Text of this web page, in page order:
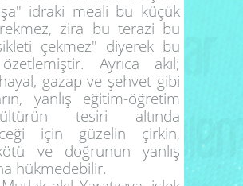
idraki meali bu küçük
zira bu terazi bu
çekmez" diyerek bu
Ayrıca akıl;
gazap ve şehvet gibi
yanlış eğitim-öğretim
tesiri altında
için güzelin çirkin,
ve doğrunun yanlış
hükmedebilir.